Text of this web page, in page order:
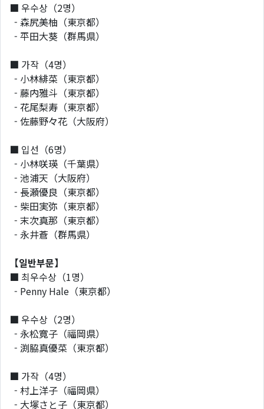
■ 우수상（2명）
- 森尻美柚（東京都）
- 平田大葵（群馬県）
■ 가작（4명）
- 小林緋菜（東京都）
- 藤内雅斗（東京都）
- 花尾梨寿（東京都）
- 佐藤野々花（大阪府）
■ 입선（6명）
- 小林咲瑛（千葉県）
- 池浦天（大阪府）
- 長瀬優良（東京都）
- 柴田実弥（東京都）
- 末次真那（東京都）
- 永井蒼（群馬県）
【일반부문】
■ 최우수상（1명）
- Penny Hale（東京都）
■ 우수상（2명）
- 永松寛子（福岡県）
- 渕脇真優菜（東京都）
■ 가작（4명）
- 村上洋子（福岡県）
- 大塚さと子（東京都）